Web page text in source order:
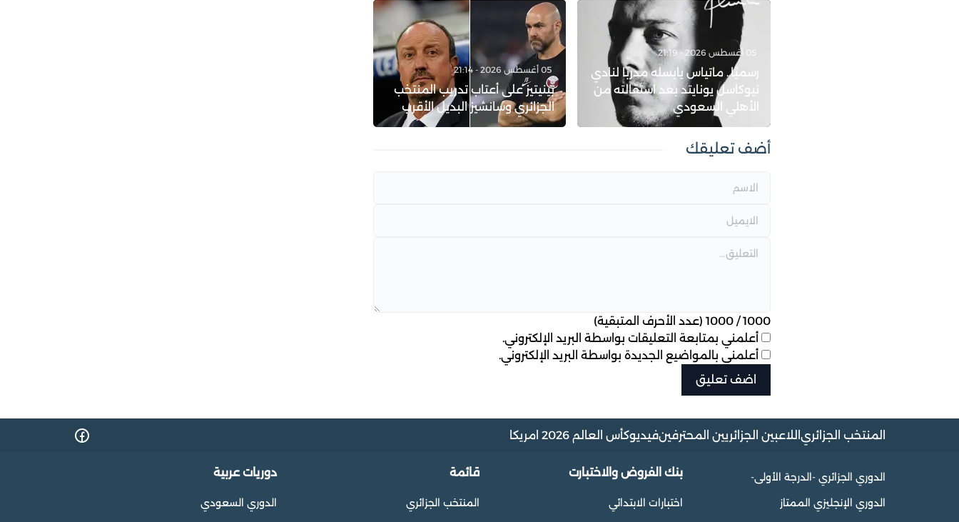
05 أغسطس 2026 - 21:19
رسميًا.. ماتياس يايسله مدربًا لنادي
نيوكاسل يونايتد بعد استقالته من
الأهلي السعودي
05 أغسطس 2026 - 21:14
بينيتيز على أعتاب تدريب المنتخب
الجزائري وسانشيز البديل الأقرب
أضف تعليقك
1000
/
1000 (عدد الأحرف المتبقية)
أعلمني بمتابعة التعليقات بواسطة البريد الإلكتروني.
أعلمني بالمواضيع الجديدة بواسطة البريد الإلكتروني.
المنتخب الجزائري اللاعبين الجزائريين المحترفينفيديوكأس العالم 2026 امريكا
الدوري الجزائري -الدرجة الأولى-
الدوري الإنجليزي الممتاز
بنك الفروض والاختبارت
اختبارات الابتدائي
قائمة
المنتخب الجزائري
دوريات عربية
الدوري السعودي